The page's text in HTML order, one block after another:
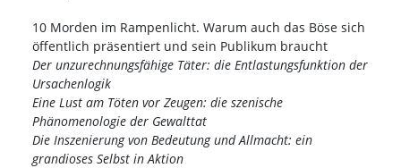
10 Morden im Rampenlicht. Warum auch das Böse sich
öffentlich präsentiert und sein Publikum braucht
Der unzurechnungsfähige Täter: die Entlastungsfunktion der
Ursachenlogik
Eine Lust am Töten vor Zeugen: die szenische
Phänomenologie der Gewalttat
Die Inszenierung von Bedeutung und Allmacht: ein
grandioses Selbst in Aktion